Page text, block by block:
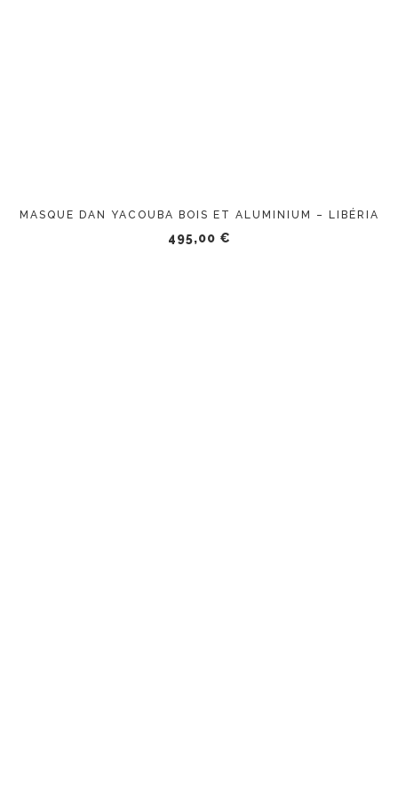
MASQUE DAN YACOUBA BOIS ET ALUMINIUM – LIBÉRIA
495,00 €